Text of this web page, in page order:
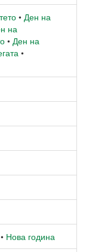
• Ден на
на
• Ден на
•
• Нова година